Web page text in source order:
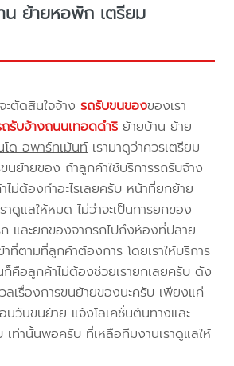
น ย้ายหอพัก เตรียม
ะตัดสินใจจ้างรถรับขนของของเรา
รับจ้างถนนเทอดดำริย้ายบ้าน ย้าย
ด อพาร์ทเม้นท์เรามาดูว่าควรเตรียม
นย้ายของ ถ้าลูกค้าใช้บริการรถรับจ้าง
ไม่ต้องทำอะไรเลยครับ หน้าที่ยกย้าย
ดูแลให้หมด ไม่ว่าจะเป็นการยกของ
และยกของจากรถไปถึงห้องที่ปลาย
ที่ตามที่ลูกค้าต้องการ โดยเราให้บริการ
อลูกค้าไม่ต้องช่วยเรายกเลยครับ ดัง
เรื่องการขนย้ายของนะครับ เพียงแค่
นวันขนย้าย แจ้งโลเคชั่นต้นทางและ
เท่านั้นพอครับ ที่เหลือทีมงานเราดูแลให้